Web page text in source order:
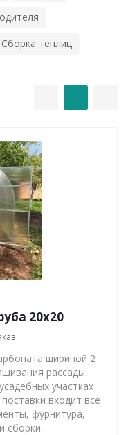
Сборка теплиц
20х20
шириной 2
рассады,
участках
входит все
фурнитура,
сборки.